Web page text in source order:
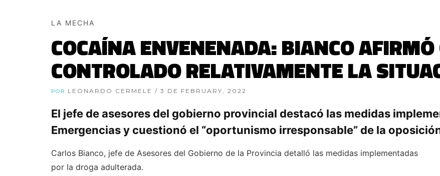
LA MECHA
COCAÍNA ENVENENADA: BIANCO
CONTROLADO RELATIVAMENTE LA
POR LEONARDO CERMELE / 3 DE FEBRUARY, 2022
El jefe de asesores del gobierno provincial destacó las medidas
Emergencias y cuestionó el “oportunismo irresponsable” de la
Carlos Bianco, jefe de Asesores del Gobierno de la Provincia detalló las medidas implementadas
por la droga adulterada.